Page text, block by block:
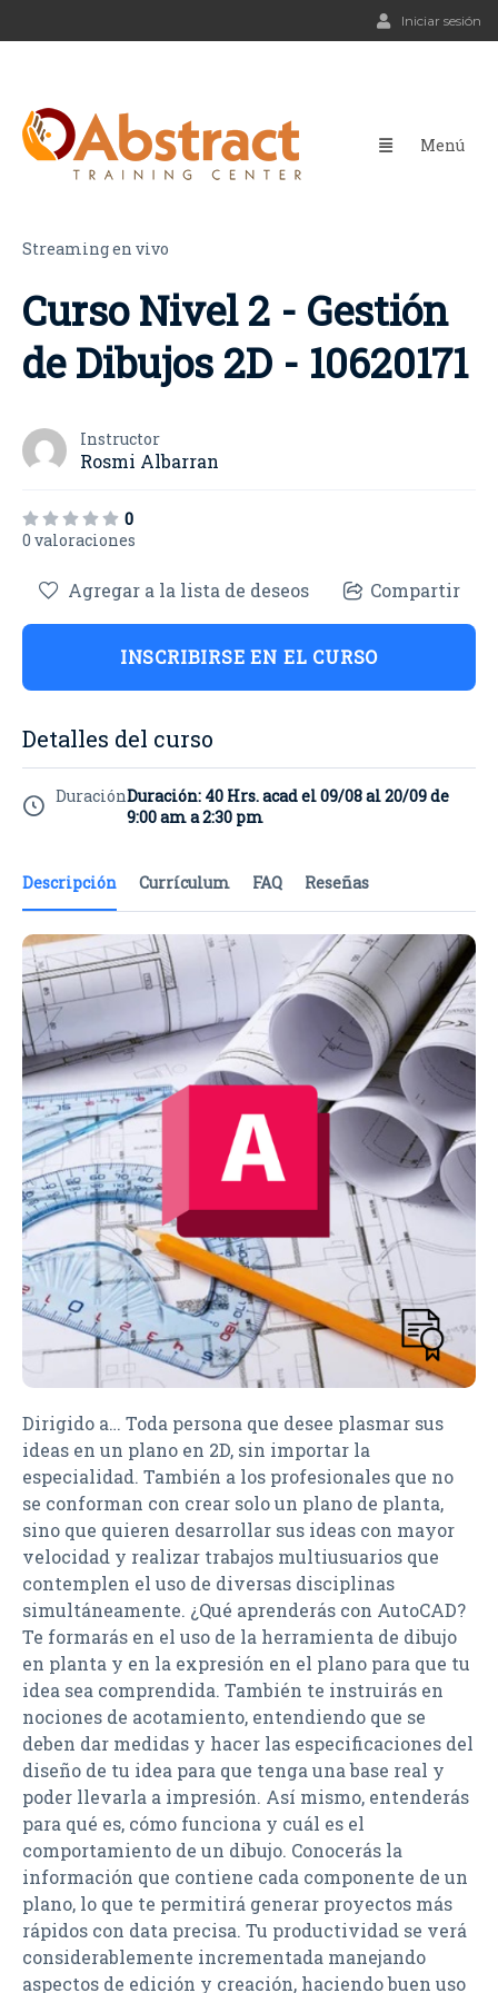
Iniciar sesión
Streaming en vivo
Curso Nivel 2 - Gestión
de Dibujos 2D - 10620171
Instructor
Rosmi Albarran
0
0 valoraciones
Descripción Currículum FAQ Reseñas
Dirigido a… Toda persona que desee plasmar sus
ideas en un plano en 2D, sin importar la
especialidad. También a los profesionales que no
se conforman con crear solo un plano de planta,
sino que quieren desarrollar sus ideas con mayor
velocidad y realizar trabajos multiusuarios que
contemplen el uso de diversas disciplinas
simultáneamente. ¿Qué aprenderás con AutoCAD?
Te formarás en el uso de la herramienta de dibujo
en planta y en la expresión en el plano para que tu
idea sea comprendida. También te instruirás en
nociones de acotamiento, entendiendo que se
deben dar medidas y hacer las especificaciones del
diseño de tu idea para que tenga una base real y
poder llevarla a impresión. Así mismo, entenderás
para qué es, cómo funciona y cuál es el
comportamiento de un dibujo. Conocerás la
información que contiene cada componente de un
plano, lo que te permitirá generar proyectos más
rápidos con data precisa. Tu productividad se verá
considerablemente incrementada manejando
aspectos de edición y creación, haciendo buen uso
Agregar a la lista de deseos Compartir
INSCRIBIRSE EN EL CURSO
Detalles del curso
DuraciónDuración: 40 Hrs. acad el 09/08 al 20/09 de
9:00 am a 2:30 pm